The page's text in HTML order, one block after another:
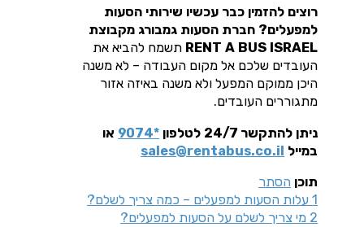
רוצים להזמין כבר עכשיו שירותי הסעות
למפעלים? חברת הסעות גמבורג מקבוצת
RENT A BUS ISRAEL תשמח להביא את
העובדים שלכם אל מקום העבודה – לא משנה
היכן ממוקם המפעל ולא משנה באיזה אזור
מתגוררים העובדים.
ניתן להתקשר 24/7 לטלפון *9074
או
במייל sales@rentabus.co.il
תוכן הסתר
1 עלות הסעות למפעלים – כמה צריך לשלם?
2 מי צריך לשלם על הסעות למפעלים?